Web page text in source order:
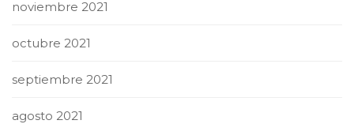
noviembre 2021
octubre 2021
septiembre 2021
agosto 2021